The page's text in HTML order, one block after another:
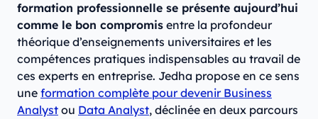
formation professionnelle se présente aujourd’hui
comme le bon compromis entre la profondeur
théorique d’enseignements universitaires et les
compétences pratiques indispensables au travail de
ces experts en entreprise. Jedha propose en ce sens
une formation complète pour devenir Business
Analyst ou Data Analyst, déclinée en deux parcours